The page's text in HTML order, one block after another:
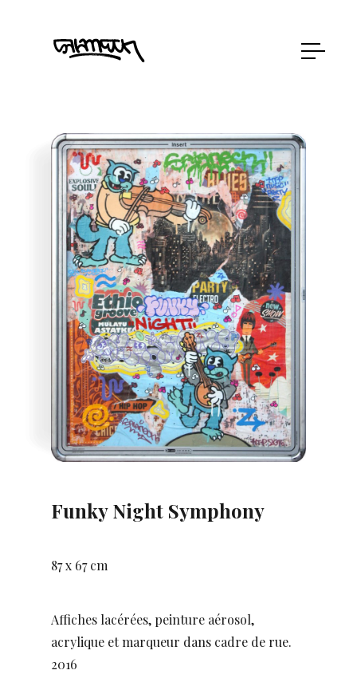
Funky Night Symphony
87 x 67 cm
Affiches lacérées, peinture aérosol,
acrylique et marqueur dans cadre de rue.
2016